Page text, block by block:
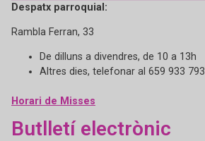
Despatx parroquial:
Rambla Ferran, 33
De dilluns a divendres, de 10 a 13h
Altres dies, telefonar al 659 933 793
Horari de Misses
Butlletí electrònic